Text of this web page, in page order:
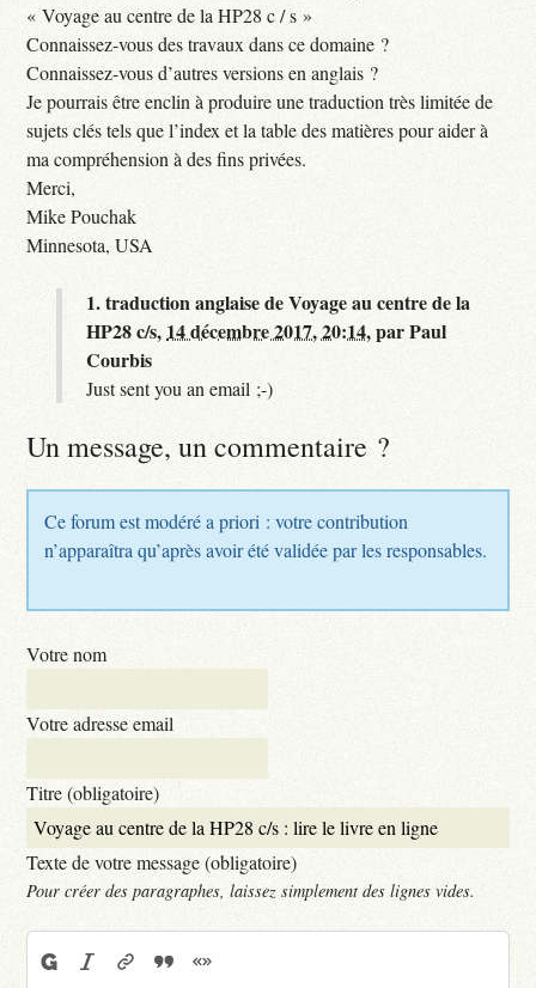
« Voyage au centre de la HP28 c / s »
Connaissez-vous des travaux dans ce domaine ?
Connaissez-vous d’autres versions en anglais ?
Je pourrais être enclin à produire une traduction très limitée de
sujets clés tels que l’index et la table des matières pour aider à
ma compréhension à des fins privées.
Merci,
Mike Pouchak
Minnesota, USA
1.traduction anglaise de Voyage au centre de la
HP28 c/s, 14 décembre 2017, 20:14,parPaul
Courbis
Just sent you an email ;-)
Un message, un commentaire ?
Ce forum est modéré a priori : votre contribution
n’apparaîtra qu’après avoir été validée par les responsables.
Votre nom
Votre adresse email
Titre (obligatoire)
Texte de votre message (obligatoire)
Pour créer des paragraphes, laissez simplement des lignes vides.